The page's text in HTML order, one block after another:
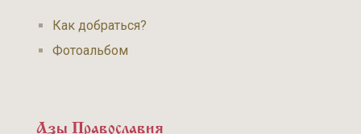
Как добраться?
Фотоальбом
Азы Православия